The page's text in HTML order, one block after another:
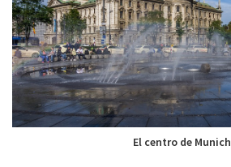
El centro de Munich